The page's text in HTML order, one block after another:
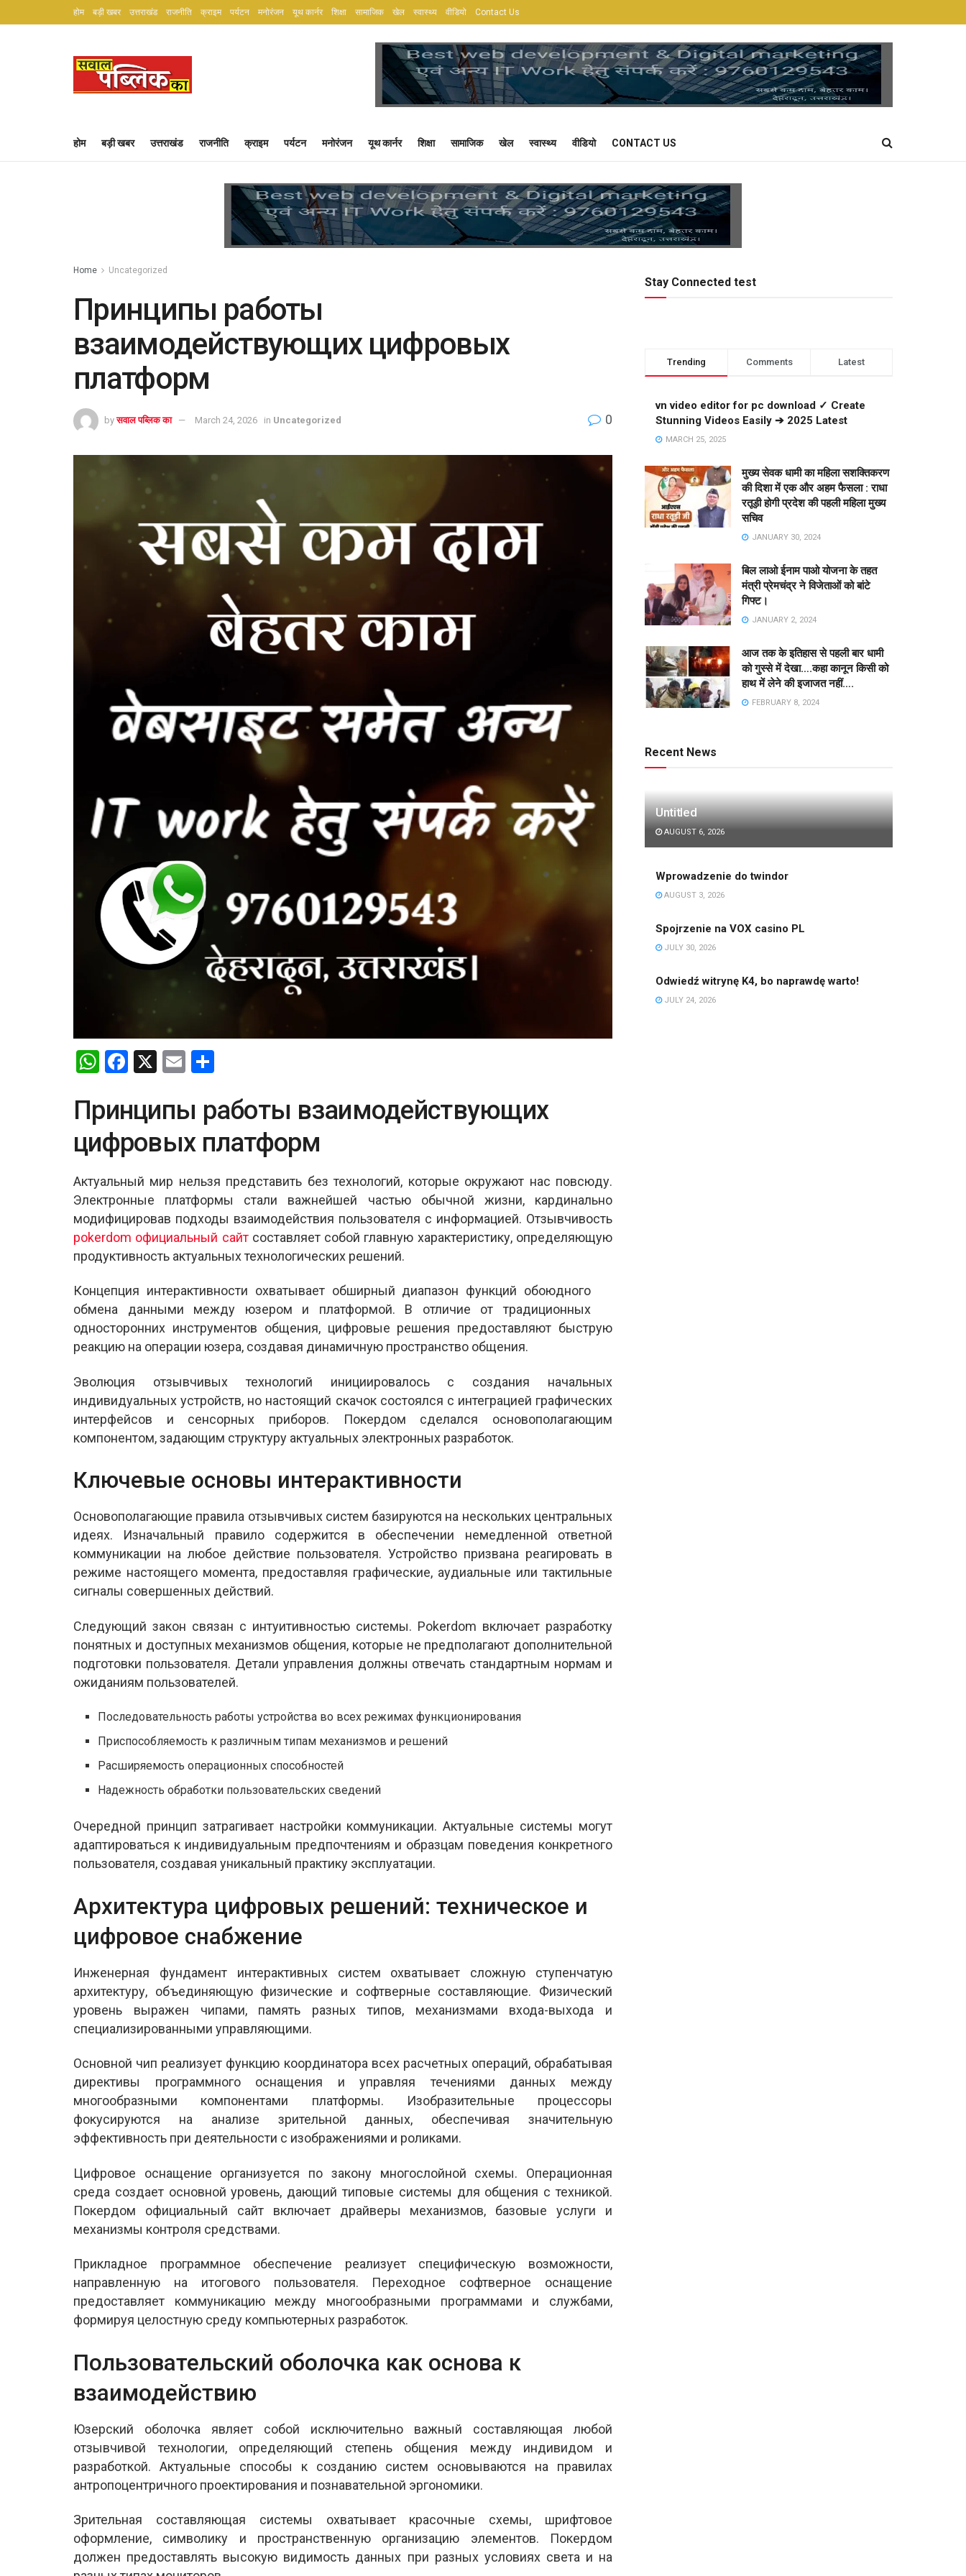
होम बड़ी खबर उत्तराखंड राजनीति क्राइम पर्यटन मनोरंजन यूथ कार्नर शिक्षा सामाजिक खेल स्वास्थ्य वीडियो Contact Us
होम बड़ी खबर उत्तराखंड राजनीति क्राइम पर्यटन मनोरंजन यूथ कार्नर शिक्षा सामाजिक खेल स्वास्थ्य वीडियो CONTACT US
Home Uncategorized
Принципы работы
взаимодействующих цифровых
платформ
by सवाल पब्लिक का March 24, 2026 in Uncategorized 0
W
at
s
A
p
p
F
ce
b
o
o
k
X
E
ail ar
e
Принципы работы взаимодействующих
цифровых платформ
Актуальный мир нельзя представить без технологий, которые окружают нас повсюду.
Электронные платформы стали важнейшей частью обычной жизни, кардинально
модифицировав подходы взаимодействия пользователя с информацией. Отзывчивость
pokerdom официальный сайтсоставляет собой главную характеристику, определяющую
продуктивность актуальных технологических решений.
Концепция интерактивности охватывает обширный диапазон функций обоюдного
обмена данными между юзером и платформой. В отличие от традиционных
односторонних инструментов общения, цифровые решения предоставляют быструю
реакцию на операции юзера, создавая динамичную пространство общения.
Эволюция отзывчивых технологий инициировалось с создания начальных
индивидуальных устройств, но настоящий скачок состоялся с интеграцией графических
интерфейсов и сенсорных приборов. Покердом сделался основополагающим
компонентом, задающим структуру актуальных электронных разработок.
Ключевые основы интерактивности
Основополагающие правила отзывчивых систем базируются на нескольких центральных
идеях. Изначальный правило содержится в обеспечении немедленной ответной
коммуникации на любое действие пользователя. Устройство призвана реагировать в
режиме настоящего момента, предоставляя графические, аудиальные или тактильные
сигналы совершенных действий.
Следующий закон связан с интуитивностью системы. Pokerdom включает разработку
понятных и доступных механизмов общения, которые не предполагают дополнительной
подготовки пользователя. Детали управления должны отвечать стандартным нормам и
ожиданиям пользователей.
Последовательность работы устройства во всех режимах функционирования
Приспособляемость к различным типам механизмов и решений
Расширяемость операционных способностей
Надежность обработки пользовательских сведений
Очередной принцип затрагивает настройки коммуникации. Актуальные системы могут
адаптироваться к индивидуальным предпочтениям и образцам поведения конкретного
пользователя, создавая уникальный практику эксплуатации.
Архитектура цифровых решений: техническое и
цифровое снабжение
Инженерная фундамент интерактивных систем охватывает сложную ступенчатую
архитектуру, объединяющую физические и софтверные составляющие. Физический
уровень выражен чипами, память разных типов, механизмами входа-выхода и
специализированными управляющими.
Основной чип реализует функцию координатора всех расчетных операций, обрабатывая
директивы программного оснащения и управляя течениями данных между
многообразными компонентами платформы. Изобразительные процессоры
фокусируются на анализе зрительной данных, обеспечивая значительную
эффективность при деятельности с изображениями и роликами.
Цифровое оснащение организуется по закону многослойной схемы. Операционная
среда создает основной уровень, дающий типовые системы для общения с техникой.
Покердом официальный сайт включает драйверы механизмов, базовые услуги и
механизмы контроля средствами.
Прикладное программное обеспечение реализует специфическую возможности,
направленную на итогового пользователя. Переходное софтверное оснащение
предоставляет коммуникацию между многообразными программами и службами,
формируя целостную среду компьютерных разработок.
Пользовательский оболочка как основа к
взаимодействию
Юзерский оболочка являет собой исключительно важный составляющая любой
отзывчивой технологии, определяющий степень общения между индивидом и
разработкой. Актуальные способы к созданию систем основываются на правилах
антропоцентричного проектирования и познавательной эргономики.
Зрительная составляющая системы охватывает красочные схемы, шрифтовое
оформление, символику и пространственную организацию элементов. Покердом
должен предоставлять высокую видимость данных при разных условиях света и на
Stay Connected test
Trending Comments Latest
vn video editor for pc download ✓ Create
Stunning Videos Easily ➔ 2025 Latest
MARCH 25, 2025
मुख्य सेवक धामी का महिला सशक्तिकरण
की दिशा में एक और अहम फैसला : राधा
रतूड़ी होगी प्रदेश की पहली महिला मुख्य
सचिव
JANUARY 30, 2024
बिल लाओ ईनाम पाओ योजना के तहत
मंत्री प्रेमचंद्र ने विजेताओं को बांटे
गिफ्ट।
JANUARY 2, 2024
आज तक के इतिहास से पहली बार धामी
को गुस्से में देखा….कहा कानून किसी को
हाथ में लेने की इजाजत नहीं….
FEBRUARY 8, 2024
Recent News
Untitled
AUGUST 6, 2026
Wprowadzenie do twindor
AUGUST 3, 2026
Spojrzenie na VOX casino PL
JULY 30, 2026
Odwiedź witrynę K4, bo naprawdę warto!
JULY 24, 2026